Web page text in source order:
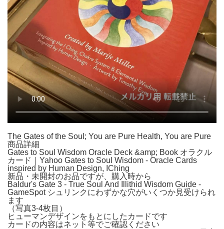
The Gates of the Soul; You are Pure Health, You are Pure
商品詳細
Gates to Soul Wisdom Oracle Deck &amp; Book オラクル
カード｜Yahoo Gates to Soul Wisdom - Oracle Cards
inspired by Human Design, IChing
新品・未開封のお品ですが、購入時から
Baldur's Gate 3 - True Soul And Illithid Wisdom Guide -
GameSpot シュリンクにわずかな穴がいくつか見受けられ
ます
（写真3-4枚目）
ヒューマンデザインをもとにしたカードです
カードの内容はネット等でご確認ください